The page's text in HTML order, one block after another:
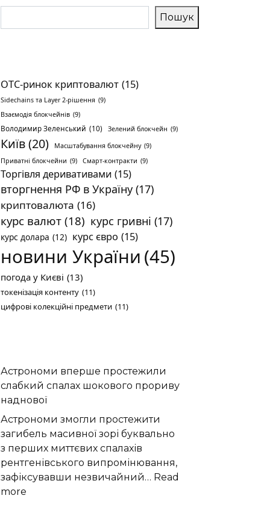
Пошук
OTC-ринок криптовалют (15)
Sidechains та Layer 2-рішення (9)
Взаємодія блокчейнів (9)
Володимир Зеленський (10) Зелений блокчейн (9)
Київ(20) Масштабування блокчейну (9)
Приватні блокчейни (9) Смарт-контракти (9)
Торгівля деривативами (15)
вторгнення РФ в Україну (17)
криптовалюта (16)
курс валют (18) курс гривні (17)
курс долара (12) курс євро (15)
новини України (45)
погода у Києві (13)
токенізація контенту (11)
цифрові колекційні предмети (11)
Астрономи вперше простежили
слабкий спалах шокового прориву
наднової
Астрономи змогли простежити
загибель масивної зорі буквально
з перших миттєвих спалахів
рентгенівського випромінювання,
зафіксувавши незвичайний… Read
more